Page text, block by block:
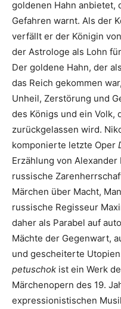
goldenen Hahn anbietet,
Gefahren warnt. Als der
verfällt er der Königin
der Astrologe als Lohn
Der goldene Hahn, der
das Reich gekommen
Unheil, Zerstörung und
des Königs und ein Volk,
zurückgelassen wird.
komponierte letzte Oper
Erzählung von
russische
Märchen über Macht,
russische Regisseur
daher als Parabel auf
Mächte der Gegenwart,
und gescheiterte
petuschok ist ein Werk
Märchenopern des 19.
expressionistischen